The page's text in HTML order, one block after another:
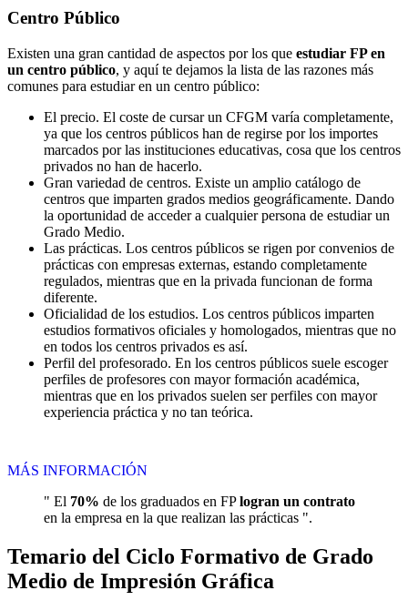
Centro Público
Existen una gran cantidad de aspectos por los que estudiar FP en
un centro público, y aquí te dejamos la lista de las razones más
comunes para estudiar en un centro público:
El precio. El coste de cursar un CFGM varía completamente,
ya que los centros públicos han de regirse por los importes
marcados por las instituciones educativas, cosa que los centros
privados no han de hacerlo.
Gran variedad de centros. Existe un amplio catálogo de
centros que imparten grados medios geográficamente. Dando
la oportunidad de acceder a cualquier persona de estudiar un
Grado Medio.
Las prácticas. Los centros públicos se rigen por convenios de
prácticas con empresas externas, estando completamente
regulados, mientras que en la privada funcionan de forma
diferente.
Oficialidad de los estudios. Los centros públicos imparten
estudios formativos oficiales y homologados, mientras que no
en todos los centros privados es así.
Perfil del profesorado. En los centros públicos suele escoger
perfiles de profesores con mayor formación académica,
mientras que en los privados suelen ser perfiles con mayor
experiencia práctica y no tan teórica.
MÁS INFORMACIÓN
" El 70% de los graduados en FPlogran un contrato
en la empresa en la que realizan las prácticas ".
Temario del Ciclo Formativo de Grado
Medio de Impresión Gráfica